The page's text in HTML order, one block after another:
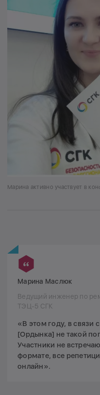
Марина активно участвует в
Марина Маслюк
Ведущий инженер по
ТЭЦ-5 СГК
«В этом году, в связи
[Ордынка] не такой
Участники не
формате, все
онлайн».